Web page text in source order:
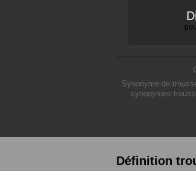
Synonyme de
synonymes
Définition